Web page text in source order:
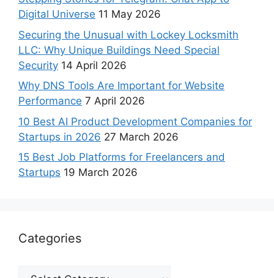
Digital Universe 11 May 2026
Securing the Unusual with Lockey Locksmith
LLC: Why Unique Buildings Need Special
Security 14 April 2026
Why DNS Tools Are Important for Website
Performance 7 April 2026
10 Best AI Product Development Companies for
Startups in 2026 27 March 2026
15 Best Job Platforms for Freelancers and
Startups 19 March 2026
Categories